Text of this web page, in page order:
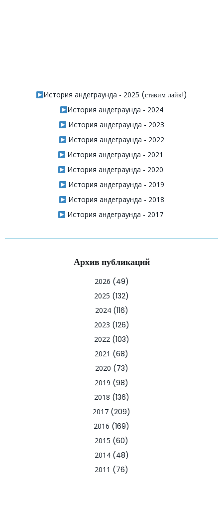
История андеграунда - 2025 (ставим лайк!)
История андеграунда - 2024
История андеграунда - 2023
История андеграунда - 2022
История андеграунда - 2021
История андеграунда - 2020
История андеграунда - 2019
История андеграунда - 2018
История андеграунда - 2017
Архив публикаций
2026 (49)
2025 (132)
2024(116)
2023 (126)
2022(103)
2021 (68)
2020 (73)
2019 (98)
2018 (136)
2017 (209)
2016 (169)
2015 (60)
2014(48)
2011 (76)